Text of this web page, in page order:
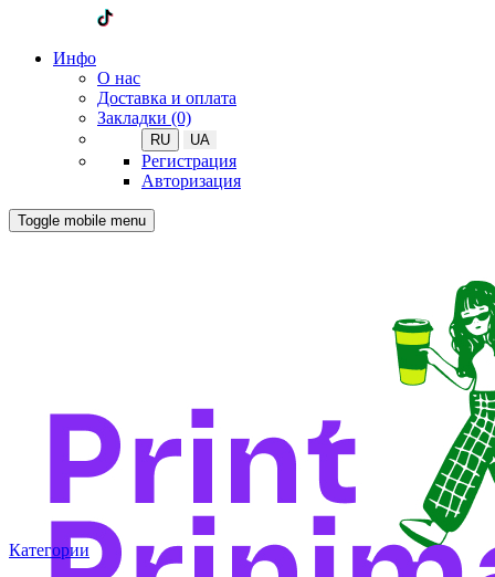
Инфо
О нас
Доставка и оплата
Закладки (0)
RU UA
Регистрация
Авторизация
Toggle mobile menu
Категории